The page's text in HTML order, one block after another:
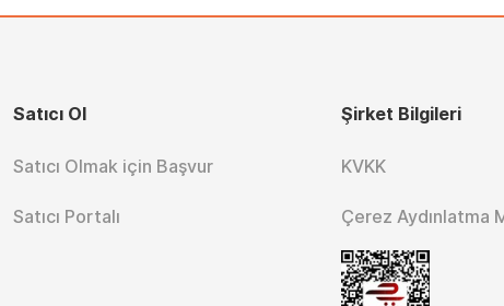
Satıcı Ol
Satıcı Olmak için Başvur
Satıcı Portalı
Şirket Bilgileri
KVKK
Çerez Aydınlatma